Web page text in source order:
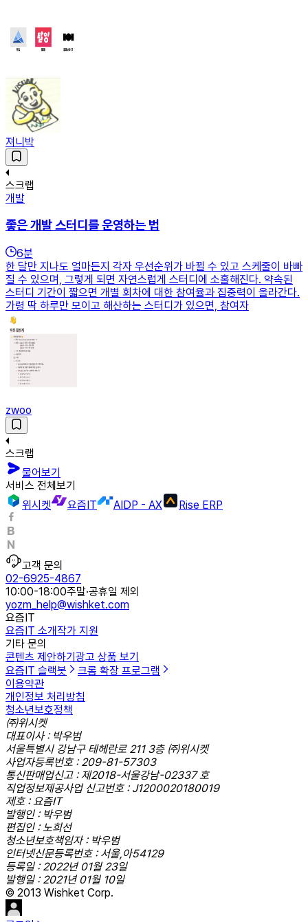
져니박
스크랩
개발
좋은 개발 스터디를 운영하는 법
6분
한 달만 지나도 얼마든지 각자 우선순위가 바뀔 수 있고 스케줄이 바빠
질 수 있으며, 그렇게 되면 자연스럽게 스터디에 소홀해진다. 약속된
스터디 기간이 짧으면 개별 회차에 대한 참여율과 집중력이 올라간다.
가령 딱 하루만 모이고 해산하는 스터디가 있으면, 참여자
zwoo
스크랩
물어보기
서비스 전체보기
위시켓
요즘IT AIDP - AX Rise ERP
고객 문의
02-6925-4867
10:00-18:00주말·공휴일 제외
yozm_help@wishket.com
요즘IT
요즘IT 소개작가 지원
기타 문의
콘텐츠 제안하기 광고 상품 보기
요즘IT 슬랙봇
크롬 확장 프로그램
이용약관
개인정보 처리방침
청소년보호정책
㈜위시켓
대표이사 : 박우범
서울특별시 강남구 테헤란로 211 3층 ㈜위시켓
사업자등록번호 : 209-81-57303
통신판매업신고 : 제2018-서울강남-02337 호
직업정보제공사업 신고번호 : J1200020180019
제호 : 요즘IT
발행인 : 박우범
편집인 : 노희선
청소년보호책임자 : 박우범
인터넷신문등록번호 : 서울,아54129
등록일 : 2022년 01월 23일
발행일 : 2021년 01월 10일
© 2013 Wishket Corp.